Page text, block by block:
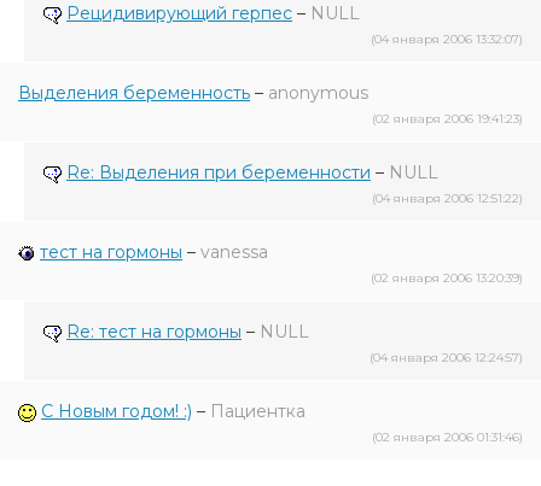
Рецидивирующий герпес – NULL
(04 января 2006 13:32:07)
Выделения беременность – anonymous
(02 января 2006 19:41:23)
Re: Выделения при беременности – NULL
(04 января 2006 12:51:22)
тест на гормоны – vanessa
(02 января 2006 13:20:39)
Re: тест на гормоны – NULL
(04 января 2006 12:24:57)
С Новым годом! :) – Пациентка
(02 января 2006 01:31:46)